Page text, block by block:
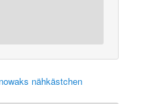
nähkästchen